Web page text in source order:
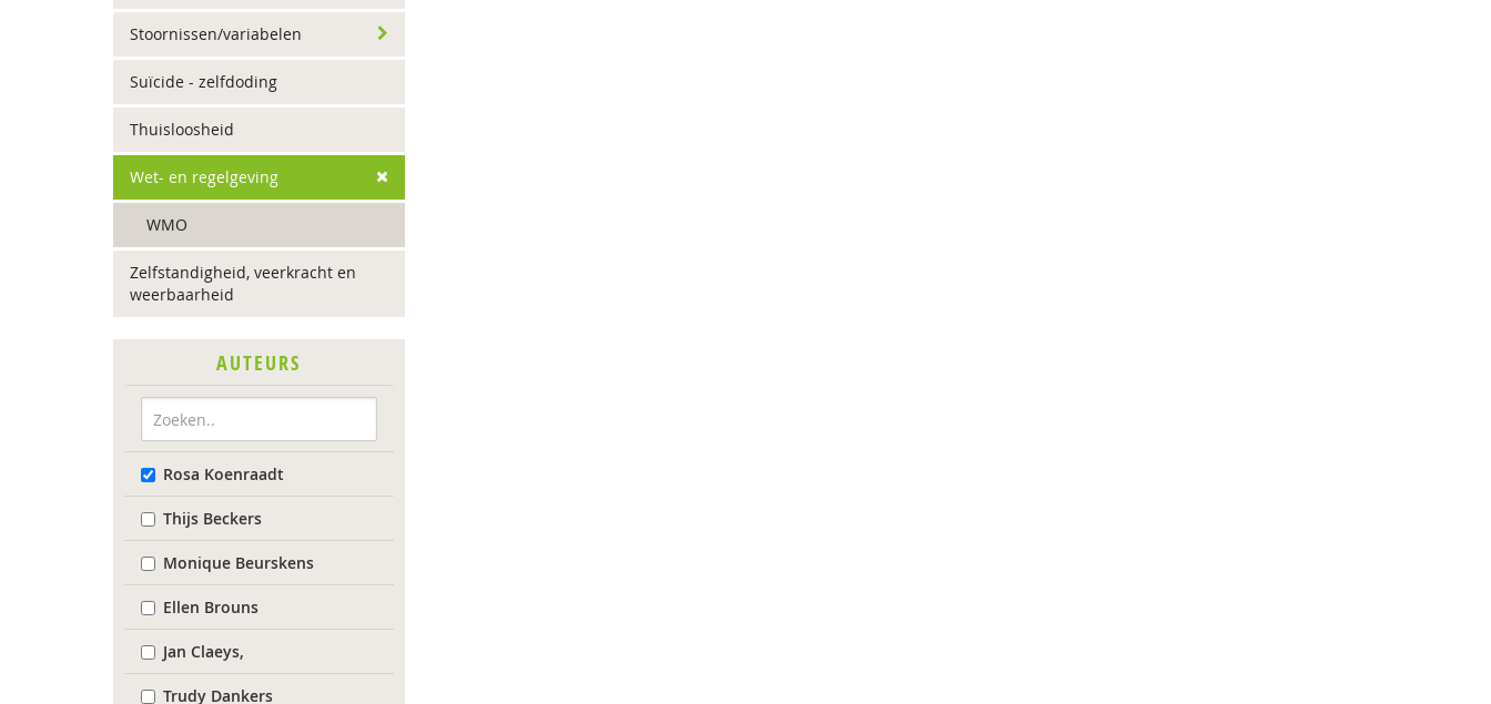
Stoornissen/variabelen
Suïcide - zelfdoding
Thuisloosheid
Wet- en regelgeving
WMO
Zelfstandigheid, veerkracht en
weerbaarheid
AUTEURS
Rosa Koenraadt
Thijs Beckers
Monique Beurskens
Ellen Brouns
Jan Claeys,
Trudy Dankers